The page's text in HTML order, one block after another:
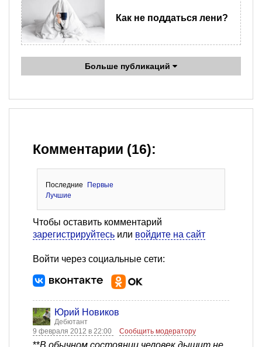
Как не поддаться лени?
Больше публикаций
Комментарии (16):
Последние
Первые
Лучшие
Чтобы оставить комментарий
зарегистрируйтесь или войдите на сайт
Войти через социальные сети:
Юрий Новиков
Дебютант
9 февраля 2012 в 22:00
Сообщить модератору
**В обычном состоянии человек дышит не